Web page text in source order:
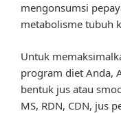
mengonsumsi
metabolisme tubuh
Untuk
program diet Anda,
bentuk jus atau
MS, RDN, CDN, jus